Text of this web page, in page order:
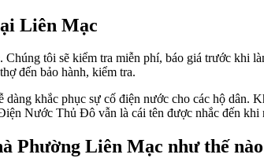
Liên Mạc
tôi sẽ kiểm tra miễn phí, báo giá trước khi
đến bảo hành, kiểm tra.
khắc phục sự cố điện nước cho các hộ
Nước Thủ Đô vẫn là cái tên được nhắc đến
Phường Liên Mạc như thế